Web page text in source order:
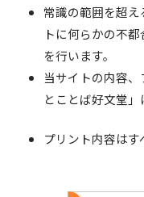
常識の範囲を超
トに何らかの不
を行います。
当サイトの内容
とことば好文堂」
プリント内容はす